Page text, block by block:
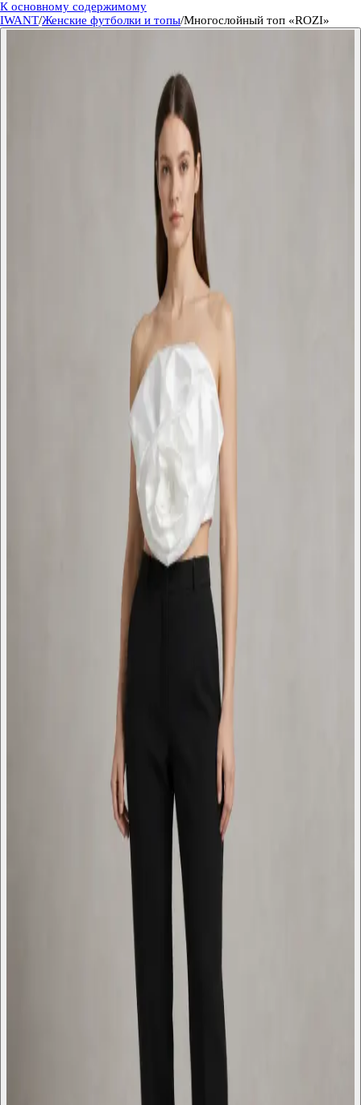
К основному содержимому
IWANT/Женские футболки и топы/Многослойный топ «ROZI»